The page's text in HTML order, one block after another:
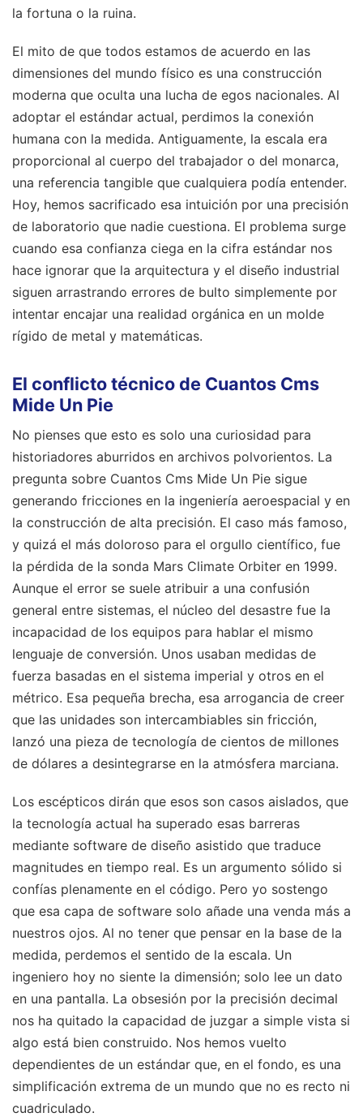
la fortuna o la ruina.
El mito de que todos estamos de acuerdo en las
dimensiones del mundo físico es una construcción
moderna que oculta una lucha de egos nacionales. Al
adoptar el estándar actual, perdimos la conexión
humana con la medida. Antiguamente, la escala era
proporcional al cuerpo del trabajador o del monarca,
una referencia tangible que cualquiera podía entender.
Hoy, hemos sacrificado esa intuición por una precisión
de laboratorio que nadie cuestiona. El problema surge
cuando esa confianza ciega en la cifra estándar nos
hace ignorar que la arquitectura y el diseño industrial
siguen arrastrando errores de bulto simplemente por
intentar encajar una realidad orgánica en un molde
rígido de metal y matemáticas.
El conflicto técnico de Cuantos Cms
Mide Un Pie
No pienses que esto es solo una curiosidad para
historiadores aburridos en archivos polvorientos. La
pregunta sobre Cuantos Cms Mide Un Pie sigue
generando fricciones en la ingeniería aeroespacial y en
la construcción de alta precisión. El caso más famoso,
y quizá el más doloroso para el orgullo científico, fue
la pérdida de la sonda Mars Climate Orbiter en 1999.
Aunque el error se suele atribuir a una confusión
general entre sistemas, el núcleo del desastre fue la
incapacidad de los equipos para hablar el mismo
lenguaje de conversión. Unos usaban medidas de
fuerza basadas en el sistema imperial y otros en el
métrico. Esa pequeña brecha, esa arrogancia de creer
que las unidades son intercambiables sin fricción,
lanzó una pieza de tecnología de cientos de millones
de dólares a desintegrarse en la atmósfera marciana.
Los escépticos dirán que esos son casos aislados, que
la tecnología actual ha superado esas barreras
mediante software de diseño asistido que traduce
magnitudes en tiempo real. Es un argumento sólido si
confías plenamente en el código. Pero yo sostengo
que esa capa de software solo añade una venda más a
nuestros ojos. Al no tener que pensar en la base de la
medida, perdemos el sentido de la escala. Un
ingeniero hoy no siente la dimensión; solo lee un dato
en una pantalla. La obsesión por la precisión decimal
nos ha quitado la capacidad de juzgar a simple vista si
algo está bien construido. Nos hemos vuelto
dependientes de un estándar que, en el fondo, es una
simplificación extrema de un mundo que no es recto ni
cuadriculado.